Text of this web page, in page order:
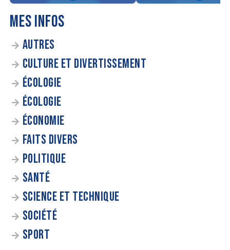
MES INFOS
AUTRES
CULTURE ET DIVERTISSEMENT
ÉCOLOGIE
ÉCOLOGIE
ÉCONOMIE
FAITS DIVERS
POLITIQUE
SANTÉ
SCIENCE ET TECHNIQUE
SOCIÉTÉ
SPORT